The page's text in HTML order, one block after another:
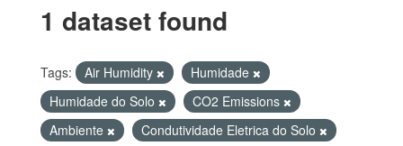
1 dataset found
Tags: Air Humidity
Humidade
Humidade do Solo
CO2 Emissions
Ambiente
Condutividade Eletrica do Solo